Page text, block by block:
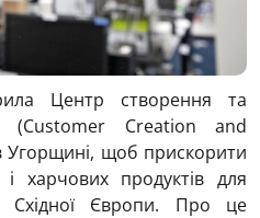
Центр створення та
(Customer Creation and
Угорщині, щоб прискорити
харчових продуктів для
Східної Європи. Про це